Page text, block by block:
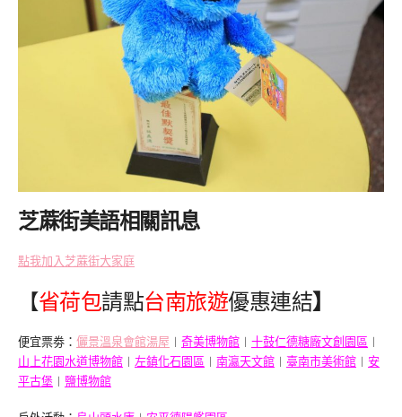
芝蔴街美語相關訊息
點我加入芝蔴街大家庭
【省荷包請點台南旅遊優惠連結】
便宜票劵： 儷景溫泉會館湯屋 ︱ 奇美博物館 ︱ 十鼓仁德糖廠文創園區 ︱
山上花園水道博物館 ︱ 左鎮化石園區 ︱ 南瀛天文館 ︱ 臺南市美術館 ︱ 安
平古堡 ︱ 鹽博物館